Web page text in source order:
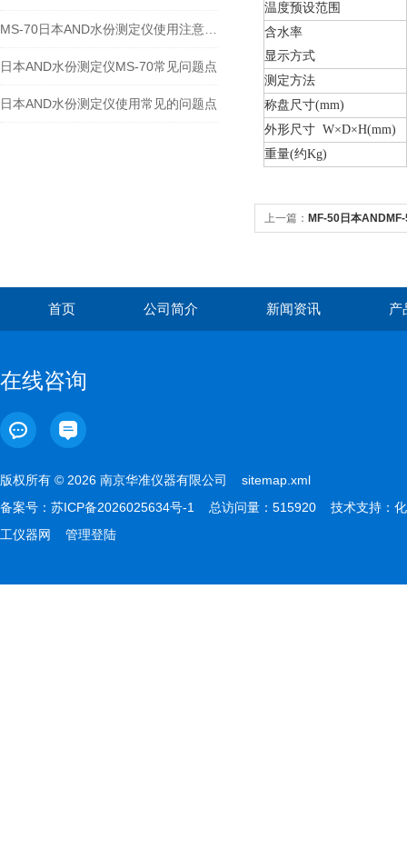
日本AND水份测定仪MS-70常见问题点
日本AND水份测定仪使用常见的问题点
温度预设范围
含水率
显示方式
测定方法
称盘尺寸(mm)
外形尺寸 W×D×H(mm)
重量(约Kg)
上一篇： MF-50日本
首页 公司简介 新闻资讯 产
在线咨询
版权所有 © 2026 南京华准仪器有限公司 sitemap.xml
备案号： 苏ICP备2026025634号-1 总访问量：515920 技术支持： 化
工仪器网
管理登陆